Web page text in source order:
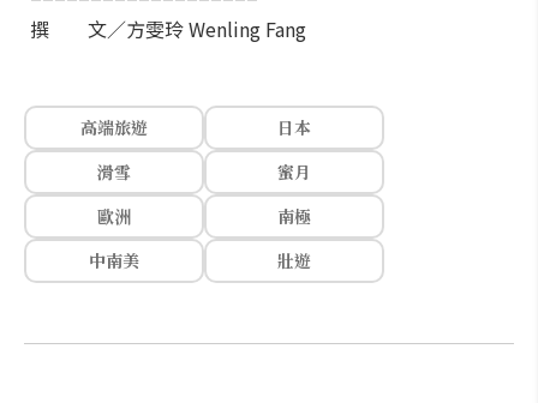
撰 文／方雯玲 Wenling Fang
高端旅遊
日本
滑雪
蜜月
歐洲
南極
中南美
壯遊